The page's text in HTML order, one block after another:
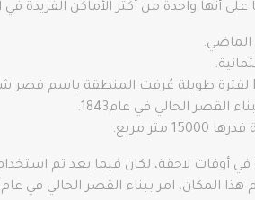
القصر الحالي في عام1843.
مربع.